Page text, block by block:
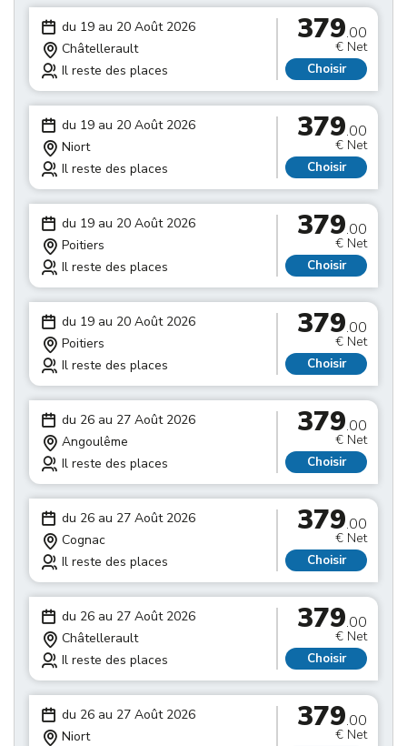
du 19 au 20 Août 2026
Châtellerault
Il reste des places
379.00
€ Net
Choisir
du 19 au 20 Août 2026
Niort
Il reste des places
379.00
€ Net
Choisir
du 19 au 20 Août 2026
Poitiers
Il reste des places
379.00
€ Net
Choisir
du 19 au 20 Août 2026
Poitiers
Il reste des places
379.00
€ Net
Choisir
du 26 au 27 Août 2026
Angoulême
Il reste des places
379.00
€ Net
Choisir
du 26 au 27 Août 2026
Cognac
Il reste des places
379.00
€ Net
Choisir
du 26 au 27 Août 2026
Châtellerault
Il reste des places
379.00
€ Net
Choisir
du 26 au 27 Août 2026
Niort
379.00
€ Net